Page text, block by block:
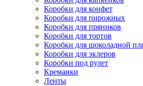
Коробки для конфет
Коробки для пирожных
Коробки для пряников
Коробки для тортов
Коробки для шоколадной
Коробки для эклеров
Коробки под рулет
Креманки
Ленты